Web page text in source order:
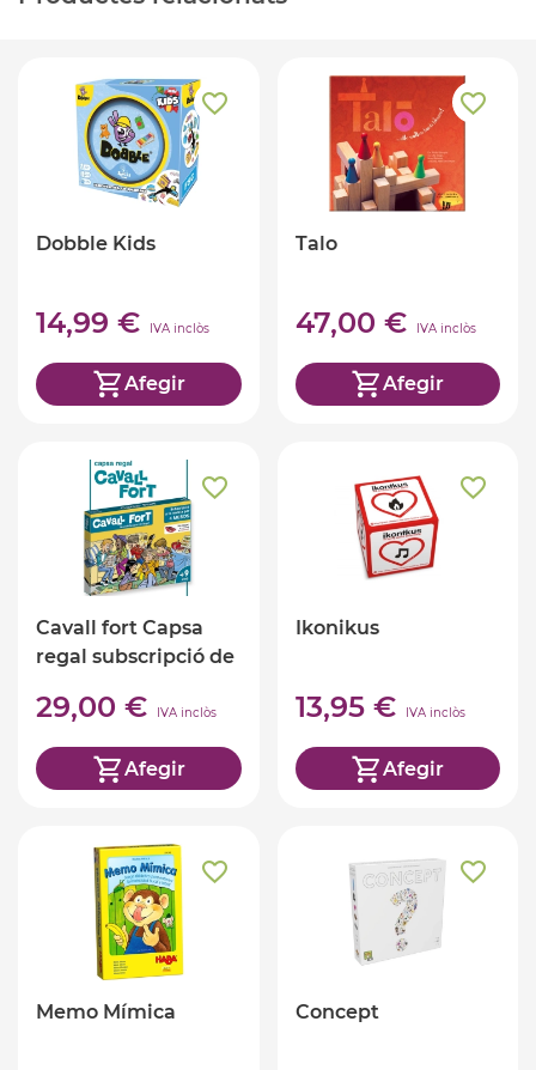
Dobble Kids
14,99 € IVA inclòs
Afegir
Talo
47,00 € IVA inclòs
Afegir
Cavall fort Capsa
regal subscripció de
29,00 € IVA inclòs
Afegir
Ikonikus
13,95 € IVA inclòs
Afegir
Memo Mímica Concept